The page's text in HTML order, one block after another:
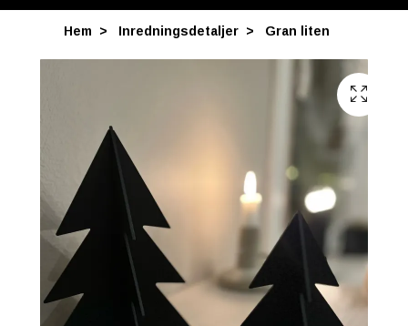
Hem Inredningsdetaljer Gran liten